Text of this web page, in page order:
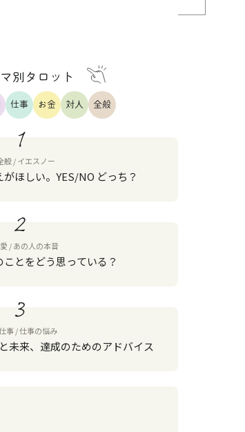
別タロット
仕事 お金 対人 全般
1
般 イエスノー
ほしい。YES/NO どっち？
2
あの人の本音
とをどう思っている？
3
事 仕事の悩み
未来、達成のためのアドバイス